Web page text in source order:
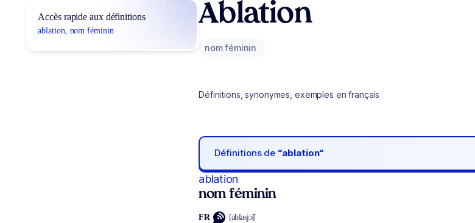
Accès rapide aux définitions
ablation, nom féminin
Ablation
nom féminin
Définitions, synonymes, exemples en français
Définitions de “ablation“
ablation
nom féminin
FR [ablasjɔ̃]